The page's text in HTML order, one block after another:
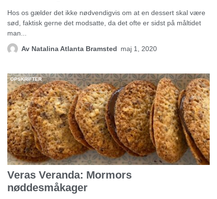
Hos os gælder det ikke nødvendigvis om at en dessert skal være
sød, faktisk gerne det modsatte, da det ofte er sidst på måltidet
man...
Av Natalina Atlanta Bramsted maj 1, 2020
OPSKRIFTER
Veras Veranda: Mormors
nøddesmåkager